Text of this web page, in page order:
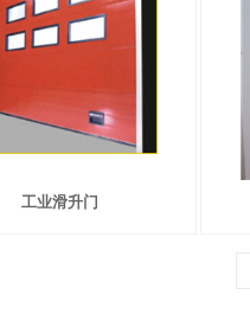
工业滑升门